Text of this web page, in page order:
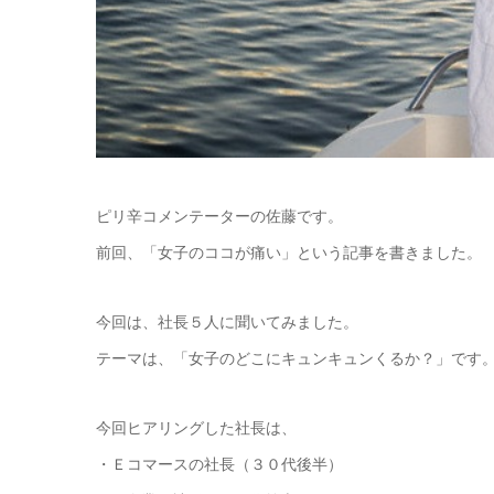
ピリ辛コメンテーターの佐藤です。
前回、「女子のココが痛い」という記事を書きました。
今回は、社長５人に聞いてみました。
テーマは、「女子のどこにキュンキュンくるか？」です
今回ヒアリングした社長は、
・Ｅコマースの社長（３０代後半）